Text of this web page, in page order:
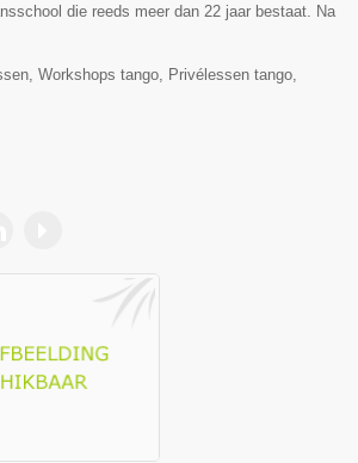
die reeds meer dan 22 jaar bestaat. Na
Workshops tango, Privélessen tango,